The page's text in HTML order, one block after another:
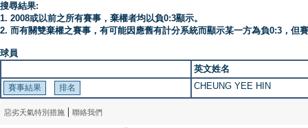
搜尋結果:
1. 2008或以前之所有賽事，棄權者均以負0:3顯示。
2. 而有關雙棄權之賽事，有可能因應舊有計分系統而顯示某一方為負0:3，但
球員
英文姓名
CHEUNG YEE HIN